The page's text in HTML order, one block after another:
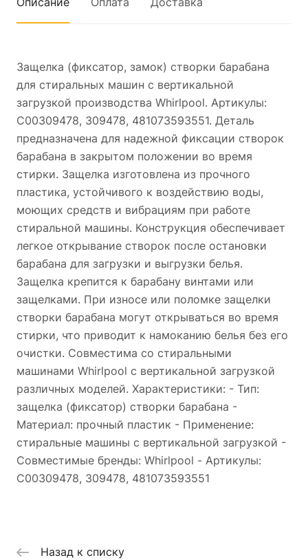
Защелка (фиксатор, замок) створки барабана
для стиральных машин с вертикальной
загрузкой производства Whirlpool. Артикулы:
C00309478, 309478, 481073593551. Деталь
предназначена для надежной фиксации створок
барабана в закрытом положении во время
стирки. Защелка изготовлена из прочного
пластика, устойчивого к воздействию воды,
моющих средств и вибрациям при работе
стиральной машины. Конструкция обеспечивает
легкое открывание створок после остановки
барабана для загрузки и выгрузки белья.
Защелка крепится к барабану винтами или
защелками. При износе или поломке защелки
створки барабана могут открываться во время
стирки, что приводит к намоканию белья без его
очистки. Совместима со стиральными
машинами Whirlpool с вертикальной загрузкой
различных моделей. Характеристики: - Тип:
защелка (фиксатор) створки барабана -
Материал: прочный пластик - Применение:
стиральные машины с вертикальной загрузкой -
Совместимые бренды: Whirlpool - Артикулы:
C00309478, 309478, 481073593551
Назад к списку